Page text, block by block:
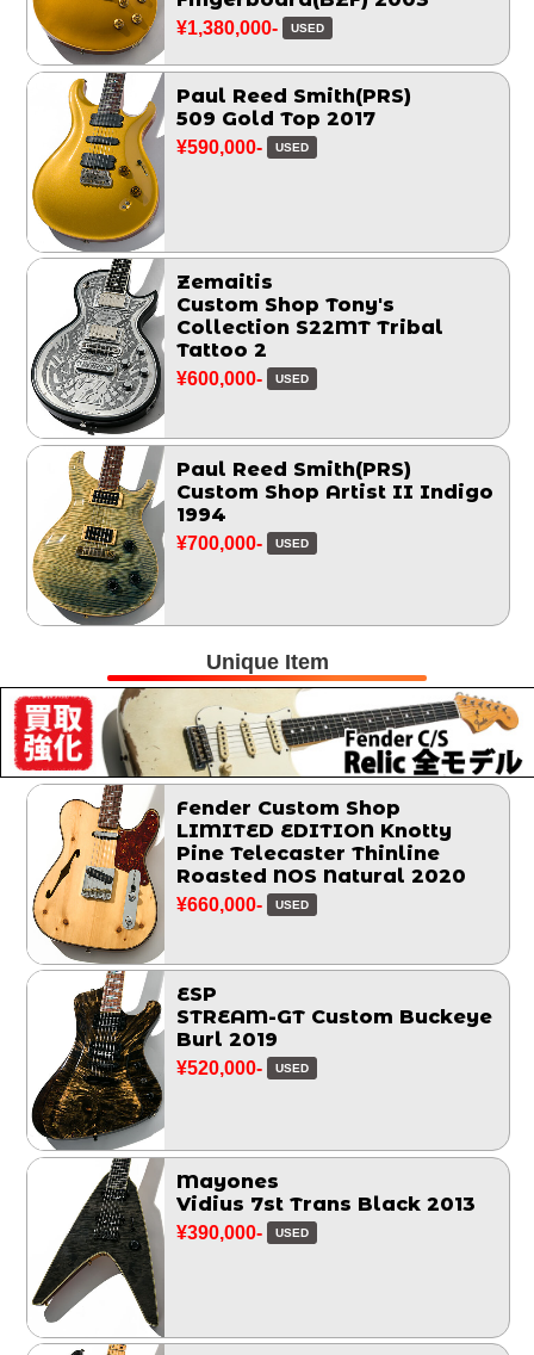
¥1,380,000- USED
Paul Reed Smith(PRS)
509 Gold Top 2017
¥590,000- USED
Zemaitis
Custom Shop Tony's
Collection S22MT Tribal
Tattoo 2
¥600,000- USED
Paul Reed Smith(PRS)
Custom Shop Artist II Indigo
1994
¥700,000- USED
Unique Item
Fender Custom Shop
LIMITED EDITION Knotty
Pine Telecaster Thinline
Roasted NOS Natural 2020
¥660,000- USED
ESP
STREAM-GT Custom Buckeye
Burl 2019
¥520,000- USED
Mayones
Vidius 7st Trans Black 2013
¥390,000- USED